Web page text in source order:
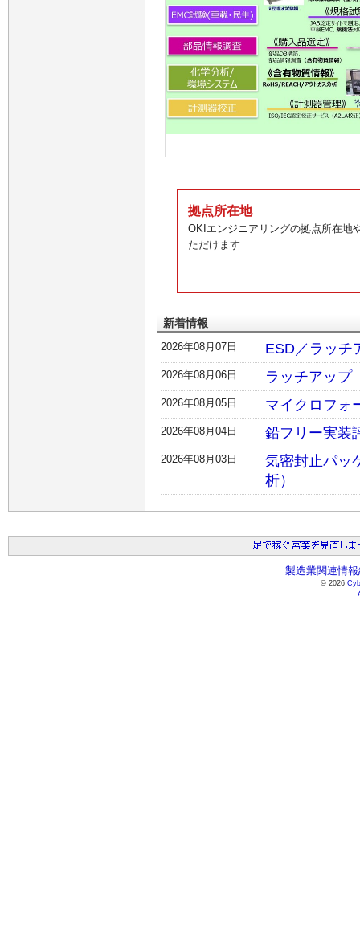
拠点所在地
OKIエンジニアリングの拠点所在地
ただけます
新着情報
2026年08月07日 ESD／ラッチ
2026年08月06日 ラッチアップ
2026年08月05日 マイクロフォ
2026年08月04日 鉛フリー実装
2026年08月03日
気密封止パッ
析）
製造業関連情
© 2026